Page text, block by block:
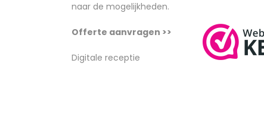
naar de mogelijkheden.
Offerte aanvragen >>
Digitale receptie